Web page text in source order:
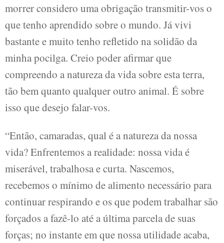
morrer considero uma obrigação transmitir-vos o
que tenho aprendido sobre o mundo. Já vivi
bastante e muito tenho refletido na solidão da
minha pocilga. Creio poder afirmar que
compreendo a natureza da vida sobre esta terra,
tão bem quanto qualquer outro animal. É sobre
isso que desejo falar-vos.
“Então, camaradas, qual é a natureza da nossa
vida? Enfrentemos a realidade: nossa vida é
miserável, trabalhosa e curta. Nascemos,
recebemos o mínimo de alimento necessário para
continuar respirando e os que podem trabalhar são
forçados a fazê-lo até a última parcela de suas
forças; no instante em que nossa utilidade acaba,